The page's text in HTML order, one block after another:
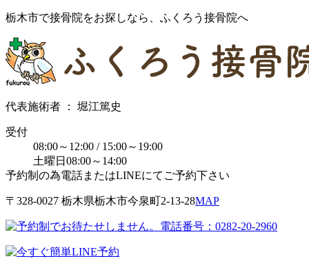
栃木市で接骨院をお探しなら、ふくろう接骨院へ
代表施術者 ： 堀江篤史
受付
08:00～12:00 / 15:00～19:00
土曜日08:00～14:00
予約制の為電話またはLINEにてご予約下さい
〒328-0027 栃⽊県栃⽊市今泉町2-13-28MAP